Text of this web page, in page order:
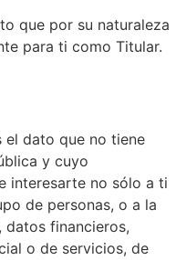
que por su naturaleza
para ti como Titular.
el dato que no tiene
y cuyo
interesarte no sólo a ti
de personas, o a la
datos financieros,
o de servicios, de